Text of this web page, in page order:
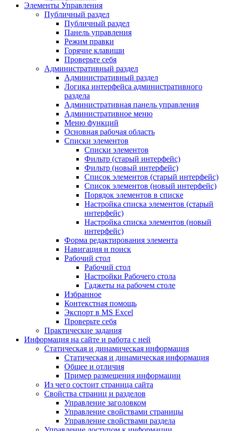
Элементы Управления
Публичный раздел
Публичный раздел
Панель управления
Режим правки
Горячие клавиши
Проверьте себя
Административный раздел
Административный раздел
Логика интерфейса административного
раздела
Административная панель управления
Административное меню
Меню функций
Основная рабочая область
Списки элементов
Списки элементов
Фильтр (старый интерфейс)
Фильтр (новый интерфейс)
Список элементов (старый интерфейс)
Список элементов (новый интерфейс)
Порядок элементов в списке
Настройка списка элементов (старый
интерфейс)
Настройка списка элементов (новый
интерфейс)
Форма редактирования элемента
Навигация и поиск
Рабочий стол
Рабочий стол
Настройки Рабочего стола
Гаджеты на рабочем столе
Избранное
Контекстная помощь
Экспорт в MS Excel
Проверьте себя
Практические задания
Информация на сайте и работа с ней
Статическая и динамическая информация
Статическая и динамическая информация
Общее и отличия
Пример размещения информации
Из чего состоит страница сайта
Свойства страниц и разделов
Управление заголовком
Управление свойствами страницы
Управление свойствами раздела